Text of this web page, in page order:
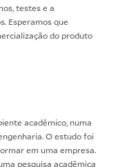
testes e a
Esperamos que
do produto
acadêmico, numa
O estudo foi
em uma empresa.
pesquisa acadêmica